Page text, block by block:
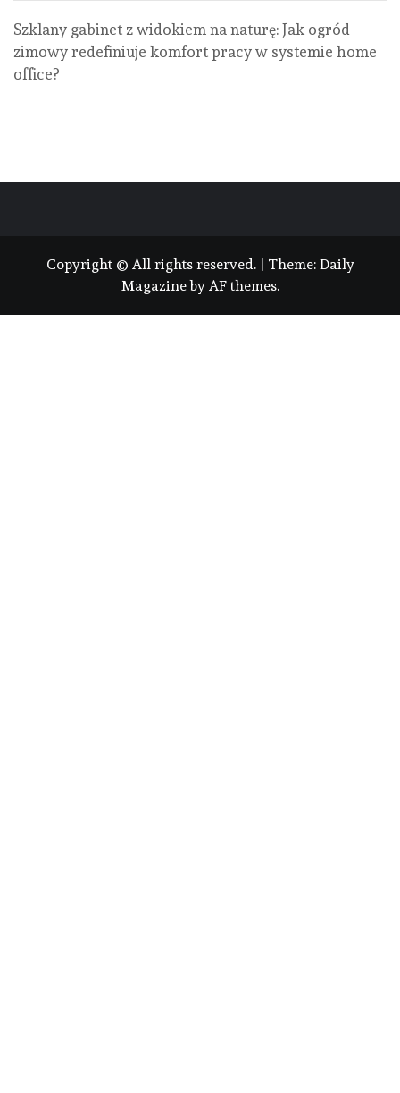
Szklany gabinet z widokiem na naturę: Jak ogród
zimowy redefiniuje komfort pracy w systemie home
office?
Copyright © All rights reserved. Theme: Daily
Magazineby AF themes.